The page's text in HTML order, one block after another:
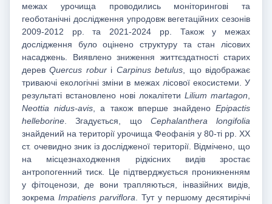
межах урочища проводились моніторингові та
геоботанічні дослідження упродовж вегетаційних сезонів
2009-2012 рр. та 2021-2024 рр. Також у межах
дослідження було оцінено структуру та стан лісових
насаджень. Виявлено зниження життєздатності старих
деревQuercus roburі Carpinus betulus, що відображає
триваючі екологічні зміни в межах лісової екосистеми. У
результаті встановлено нові локалітети Lilium martagon,
Neottia nidus-avis, а також вперше знайденоEpipactis
helleborine. Згадується, що Cephalanthera longifolia
знайдений на території урочища Феофанія у 80-ті рр. ХХ
ст. очевидно зник із дослідженої території. Відмічено, що
на місцезнаходження рідкісних видів зростає
антропогенний тиск. Це підтверджується проникненням
у фітоценози, де вони трапляються, інвазійних видів,
зокрема Impatiens parviflora. Тут у першому десятиріччі